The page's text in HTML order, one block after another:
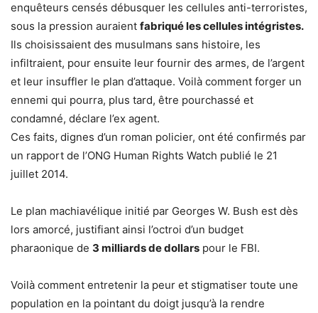
enquêteurs censés débusquer les cellules anti-terroristes,
sous la pression auraient fabriqué les cellules intégristes.
Ils choisissaient des musulmans sans histoire, les
infiltraient, pour ensuite leur fournir des armes, de l’argent
et leur insuffler le plan d’attaque. Voilà comment forger un
ennemi qui pourra, plus tard, être pourchassé et
condamné, déclare l’ex agent.
Ces faits, dignes d’un roman policier, ont été confirmés par
un rapport de l’ONG Human Rights Watch publié le 21
juillet 2014.
Le plan machiavélique initié par Georges W. Bush est dès
lors amorcé, justifiant ainsi l’octroi d’un budget
pharaonique de 3 milliards de dollars pour le FBI.
Voilà comment entretenir la peur et stigmatiser toute une
population en la pointant du doigt jusqu’à la rendre